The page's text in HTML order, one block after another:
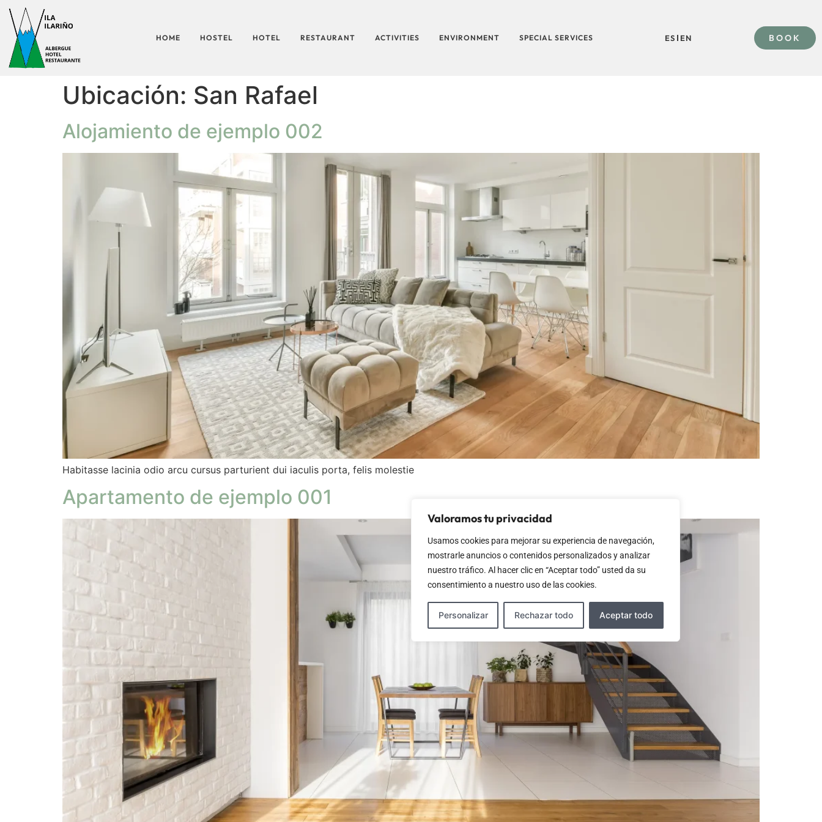
Valoramos tu privacidad
Usamos cookies para mejorar su experiencia de navegación,
mostrarle anuncios o contenidos personalizados y analizar
nuestro tráfico. Al hacer clic en “Aceptar todo” usted da su
consentimiento a nuestro uso de las cookies.
Personalizar Rechazar todo Aceptar todo
HOME HOSTEL HOTEL RESTAURANT ACTIVITIES ENVIRONMENT SPECIAL SERVICES ES EN BOOK
Ubicación: San Rafael
Alojamiento de ejemplo 002
Habitasse lacinia odio arcu cursus parturient dui iaculis porta, felis molestie
Apartamento de ejemplo 001